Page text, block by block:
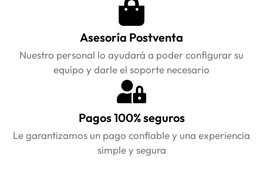
Asesoría Postventa
Nuestro personal lo ayudará a poder configurar su
equípo y darle el soporte necesario
Pagos 100% seguros
Le garantizamos un pago confiable y una experiencia
simple y segura